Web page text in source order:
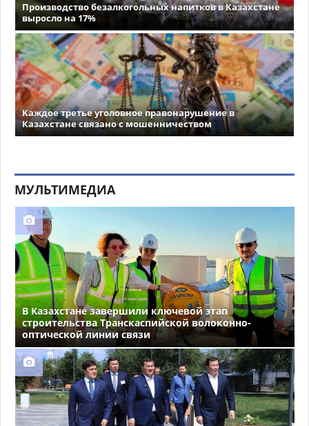
Производство безалкогольных напитков в Казахстане
выросло на 17%
Каждое третье уголовное правонарушение в
Казахстане связано с мошенничеством
МУЛЬТИМЕДИА
В Казахстане завершили ключевой этап
строительства Транскаспийской волоконно-
оптической линии связи